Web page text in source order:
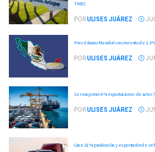
TMEC
PORULISES JUÁREZ
Prevé Banco Mundial crecimiento de 1.3
PORULISES JUÁREZ
Se recuperan 4 % exportaciones de autos
PORULISES JUÁREZ
Caen 21 % producción y exportación de